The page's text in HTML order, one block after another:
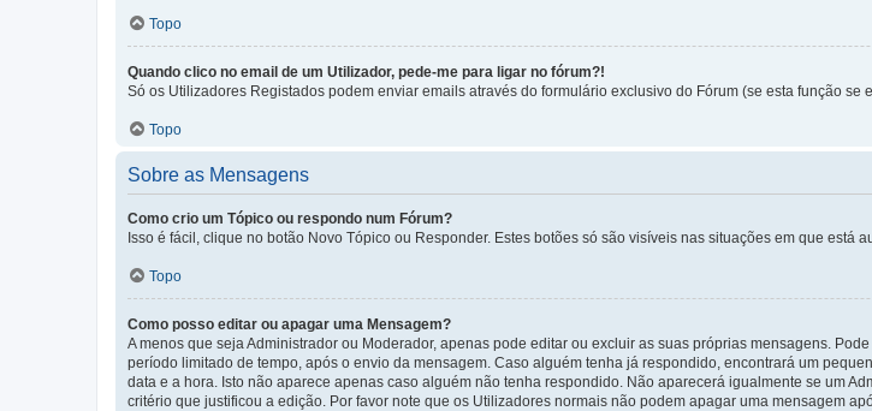
Topo
Quando clico no email de um Utilizador, pede-me para ligar no fórum?!
Só os Utilizadores Registados podem enviar emails através do formulário exclusivo do Fórum (se esta função
Topo
Sobre as Mensagens
Como crio um Tópico ou respondo num Fórum?
Isso é fácil, clique no botão Novo Tópico ou Responder. Estes botões só são visíveis nas situações em que está
Topo
Como posso editar ou apagar uma Mensagem?
A menos que seja Administrador ou Moderador, apenas pode editar ou excluir as suas próprias mensagens.
período limitado de tempo, após o envio da mensagem. Caso alguém tenha já respondido, encontrará um
data e a hora. Isto não aparece apenas caso alguém não tenha respondido. Não aparecerá igualmente se um
critério que justificou a edição. Por favor note que os Utilizadores normais não podem apagar uma mensagem